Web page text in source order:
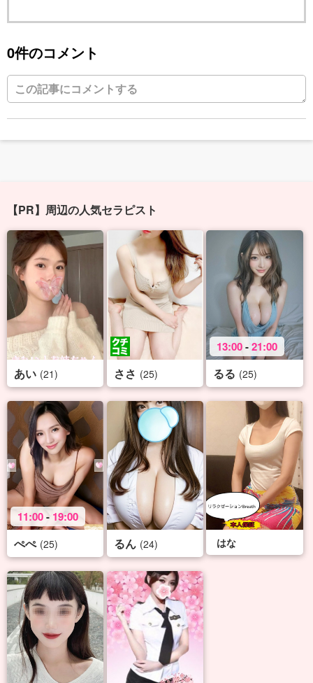
0件のコメント
【PR】周辺の人気セラピスト
あい (21) ささ (25)
13:00-21:00
るる (25)
11:00- 19:00
ぺぺ (25) るん (24) はな